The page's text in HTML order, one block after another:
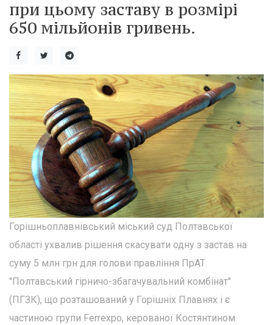
при цьому заставу в розмірі
650 мільйонів гривень.
Горішньоплавнівський міський суд Полтавської
області ухвалив рішення скасувати одну з застав на
суму 5 млн грн для голови правління ПрАТ
"Полтавський гірничо-збагачувальний комбінат"
(ПГЗК), що розташований у Горішніх Плавнях і є
частиною групи Ferrеxpo, керованої Костянтином